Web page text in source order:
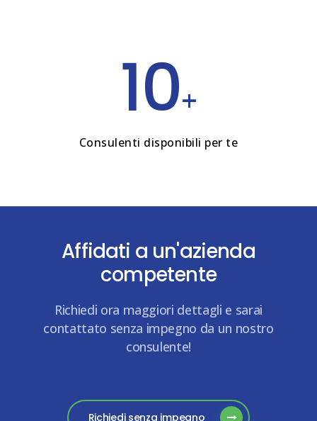
10+
Consulenti disponibili per te
Affidati a un'azienda
competente
Richiedi ora maggiori dettagli e sarai
contattato senza impegno da un nostro
consulente!
Richiedi senza impegno